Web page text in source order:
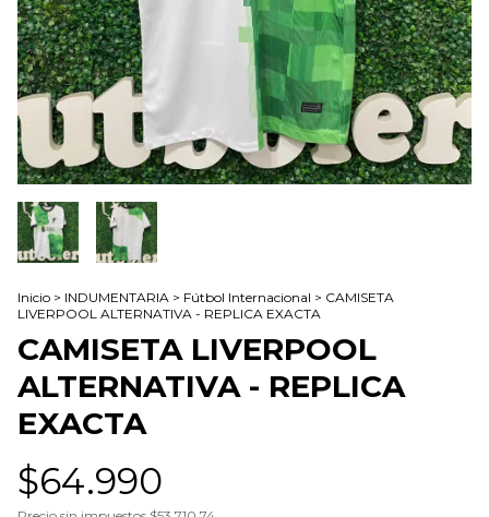
Inicio > INDUMENTARIA > Fútbol Internacional > CAMISETA
LIVERPOOL ALTERNATIVA - REPLICA EXACTA
CAMISETA LIVERPOOL
ALTERNATIVA - REPLICA
EXACTA
$64.990